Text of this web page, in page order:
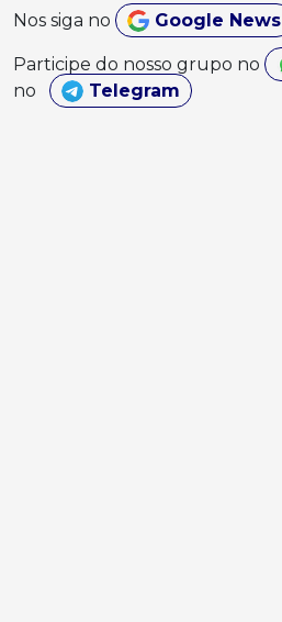
Nos siga no Google News
Participe do nosso grupo no
no
Telegram